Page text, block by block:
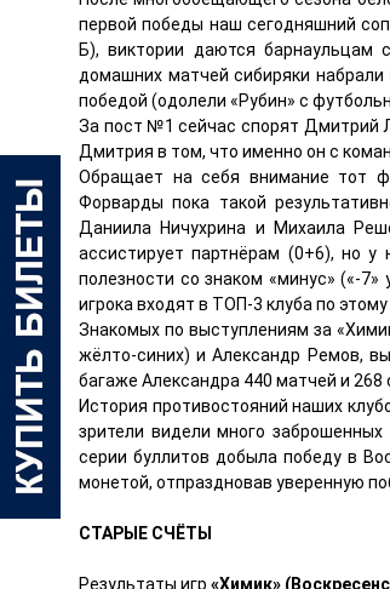
первой победы наш сегодняшний
Б), виктории даются
домашних матчей сибиряки
победой (одолели «Рубин» с
За пост №1 сейчас спорят Дмитрий
Дмитрия в том, что именно он с
Обращает на себя внимание тот
Форварды пока такой
Даниила Ничухрина и Михаила
ассистирует партнёрам (0+6), но у
полезности со знаком «минус» («-
игрока входят в ТОП-3 клуба по
Знакомых по выступлениям за
жёлто-синих) и Александр Ремов,
багаже Александра 440 матчей и 268
История противостояний наших
зрители видели много
серии буллитов добыла победу в
монетой, отпраздновав уверенную
СТАРЫЕ СЧЁТЫ
Результаты игр «Химик»